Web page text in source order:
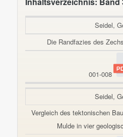
Seidel,
Die Randfazies des
001-008
Seidel,
Vergleich des tektonischen
Mulde in vier